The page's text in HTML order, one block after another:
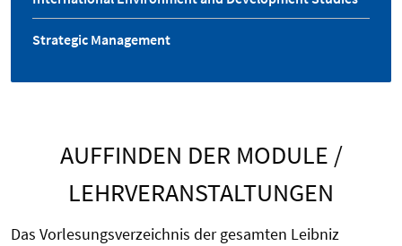
Strategic Management
AUFFINDEN DER MODULE /
LEHRVERANSTALTUNGEN
Das Vorlesungsverzeichnis der gesamten Leibniz